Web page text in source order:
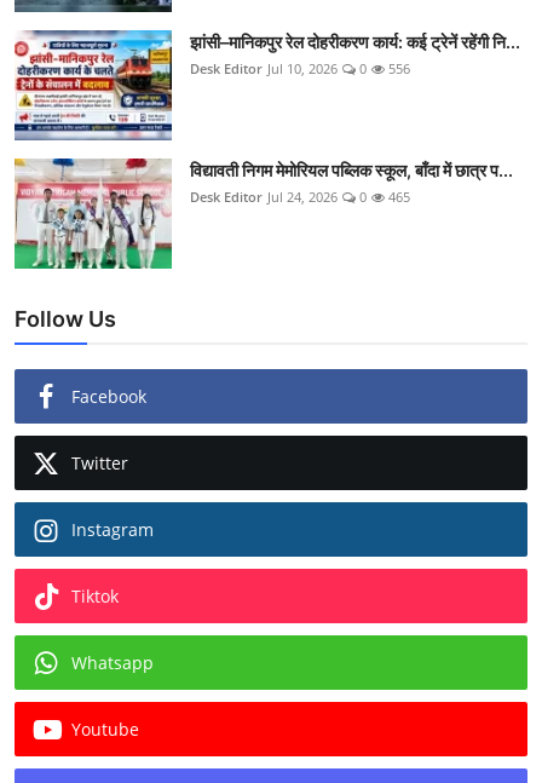
झांसी–मानिकपुर रेल दोहरीकरण कार्य: कई ट्रेनें रहेंगी नि...
Desk Editor Jul 10, 2026 0 556
विद्यावती निगम मेमोरियल पब्लिक स्कूल, बाँदा में छात्र प...
Desk Editor Jul 24, 2026 0 465
Follow Us
Facebook
Twitter
Instagram
Tiktok
Whatsapp
Youtube